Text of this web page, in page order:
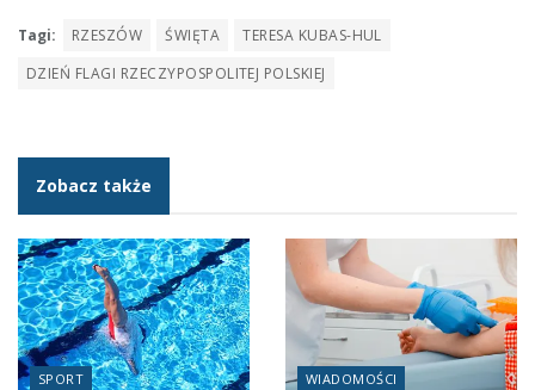
Tagi: RZESZÓW ŚWIĘTA
TERESA KUBAS-HUL
DZIEŃ FLAGI RZECZYPOSPOLITEJ POLSKIEJ
Zobacz także
SPORT WIADOMOŚCI